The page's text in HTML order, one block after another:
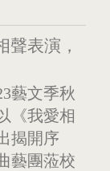
聲表演，
藝文季秋
《我愛相
揭開序
藝團蒞校